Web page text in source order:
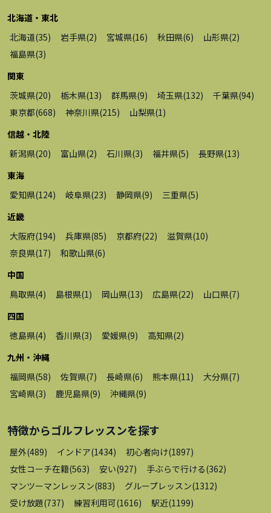
北海道・東北
北海道(35) 岩手県(2) 宮城県(16) 秋田県(6) 山形県(2)
福島県(3)
関東
茨城県(20) 栃木県(13) 群馬県(9) 埼玉県(132) 千葉県(94)
東京都(668) 神奈川県(215) 山梨県(1)
信越・北陸
新潟県(20) 富山県(2) 石川県(3) 福井県(5) 長野県(13)
東海
愛知県(124) 岐阜県(23) 静岡県(9) 三重県(5)
近畿
大阪府(194) 兵庫県(85) 京都府(22) 滋賀県(10)
奈良県(17) 和歌山県(6)
中国
鳥取県(4) 島根県(1) 岡山県(13) 広島県(22) 山口県(7)
四国
徳島県(4) 香川県(3) 愛媛県(9) 高知県(2)
九州・沖縄
福岡県(58) 佐賀県(7) 長崎県(6) 熊本県(11) 大分県(7)
宮崎県(3) 鹿児島県(9) 沖縄県(9)
特徴からゴルフレッスンを探す
屋外(489) インドア(1434) 初心者向け(1897)
女性コーチ在籍(563) 安い(927) 手ぶらで行ける(362)
マンツーマンレッスン(883) グループレッスン(1312)
受け放題(737) 練習利用可(1616) 駅近(1199)